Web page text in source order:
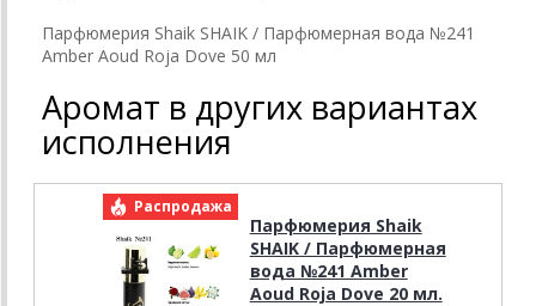
Парфюмерия Shaik SHAIK / Парфюмерная вода №241
Amber Aoud Roja Dove 50 мл
Аромат в других вариантах
исполнения
Распродажа
Парфюмерия Shaik
SHAIK / Парфюмерная
вода №241 Amber
Aoud Roja Dove 20 мл.